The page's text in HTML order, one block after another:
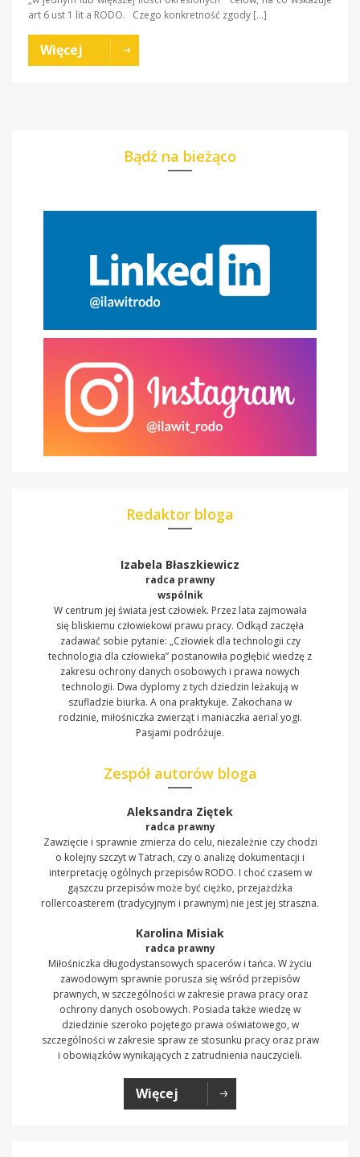
art 6 ust 1 lit a RODO. Czego konkretność zgody […]
Więcej
Bądź na bieżąco
Redaktor bloga
Izabela Błaszkiewicz
radca prawny
wspólnik
W centrum jej świata jest człowiek. Przez lata zajmowała
się bliskiemu człowiekowi prawu pracy. Odkąd zaczęła
zadawać sobie pytanie: „Człowiek dla technologii czy
technologia dla człowieka” postanowiła pogłębić wiedzę z
zakresu ochrony danych osobowych i prawa nowych
technologii. Dwa dyplomy z tych dziedzin leżakują w
szufladzie biurka. A ona praktykuje. Zakochana w
rodzinie, miłośniczka zwierząt i maniaczka aerial yogi.
Pasjami podróżuje.
Zespół autorów bloga
Aleksandra Ziętek
radca prawny
Zawzięcie i sprawnie zmierza do celu, niezależnie czy chodzi
o kolejny szczyt w Tatrach, czy o analizę dokumentacji i
interpretację ogólnych przepisów RODO. I choć czasem w
gąszczu przepisów może być ciężko, przejażdżka
rollercoasterem (tradycyjnym i prawnym) nie jest jej straszna.
Karolina Misiak
radca prawny
Miłośniczka długodystansowych spacerów i tańca. W życiu
zawodowym sprawnie porusza się wśród przepisów
prawnych, w szczególności w zakresie prawa pracy oraz
ochrony danych osobowych. Posiada także wiedzę w
dziedzinie szeroko pojętego prawa oświatowego, w
szczególności w zakresie spraw ze stosunku pracy oraz praw
i obowiązków wynikających z zatrudnienia nauczycieli.
Więcej